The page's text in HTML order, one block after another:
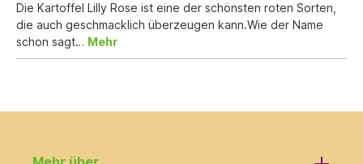
Die Kartoffel Lilly Rose ist eine der schönsten roten Sorten,
die auch geschmacklich überzeugen kann.Wie der Name
schon sagt… Mehr